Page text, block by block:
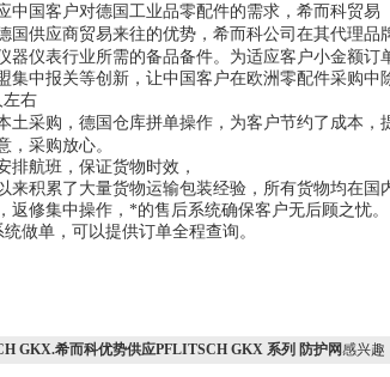
中国客户对德国工业品零配件的需求，希而科贸
国供应商贸易来往的优势，希而科公司在其代理
器仪表行业所需的备品备件。为适应客户小金额
集中报关等创新，让中国客户在欧洲零配件采购中
左右
土采购，德国仓库拼单操作，为客户节约了成本，
，采购放心。
排航班，保证货物时效，
来积累了大量货物运输包装经验，所有货物均在国
返修集中操作，*的售后系统确保客户无后顾之忧。
统做单，可以提供订单全程查询。
GKX.希而科优势供应PFLITSCH GKX 系列 防护网感兴趣